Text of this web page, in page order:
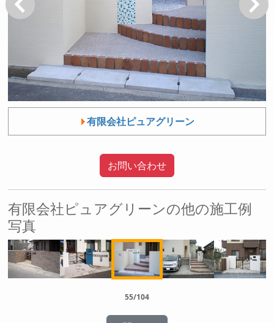
有限会社ピュアグリーン
お問い合わせ
有限会社ピュアグリーンの他の施工例
写真
55/104